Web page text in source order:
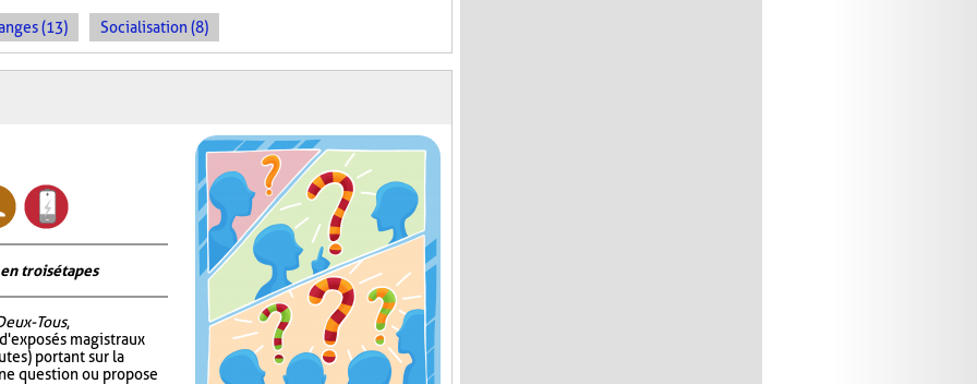
(13) Socialisation (8)
trois étapes
Tous,
magistraux
portant sur la
question ou propose